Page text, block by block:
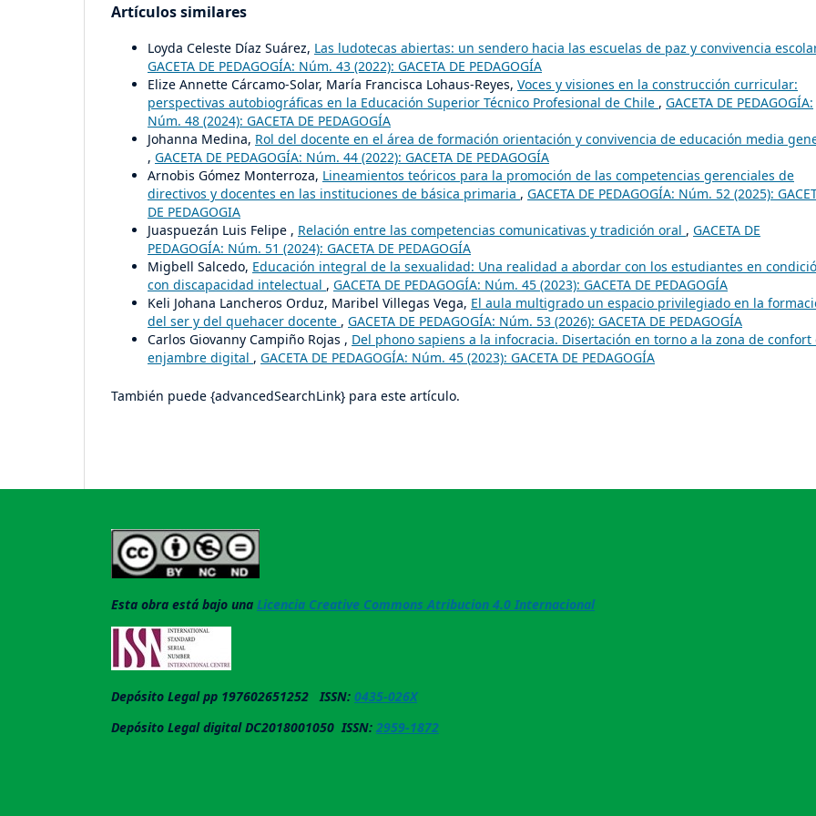
Artículos similares
Loyda Celeste Díaz Suárez, Las ludotecas abiertas: un sendero hacia las escuelas de paz y convivencia
GACETA DE PEDAGOGÍA: Núm. 43 (2022): GACETA DE PEDAGOGÍA
Elize Annette Cárcamo-Solar, María Francisca Lohaus-Reyes, Voces y visiones en la construcción curricular:
perspectivas autobiográficas en la Educación Superior Técnico Profesional de Chile , GACETA DE PEDAGOGÍA:
Núm. 48 (2024): GACETA DE PEDAGOGÍA
Johanna Medina, Rol del docente en el área de formación orientación y convivencia de educación media
, GACETA DE PEDAGOGÍA: Núm. 44 (2022): GACETA DE PEDAGOGÍA
Arnobis Gómez Monterroza, Lineamientos teóricos para la promoción de las competencias gerenciales de
directivos y docentes en las instituciones de básica primaria , GACETA DE PEDAGOGÍA: Núm. 52 (2025):
DE PEDAGOGIA
Juaspuezán Luis Felipe , Relación entre las competencias comunicativas y tradición oral , GACETA DE
PEDAGOGÍA: Núm. 51 (2024): GACETA DE PEDAGOGÍA
Migbell Salcedo, Educación integral de la sexualidad: Una realidad a abordar con los estudiantes en
con discapacidad intelectual , GACETA DE PEDAGOGÍA: Núm. 45 (2023): GACETA DE PEDAGOGÍA
Keli Johana Lancheros Orduz, Maribel Villegas Vega, El aula multigrado un espacio privilegiado en la
del ser y del quehacer docente , GACETA DE PEDAGOGÍA: Núm. 53 (2026): GACETA DE PEDAGOGÍA
Carlos Giovanny Campiño Rojas , Del phono sapiens a la infocracia. Disertación en torno a la zona de confort
enjambre digital , GACETA DE PEDAGOGÍA: Núm. 45 (2023): GACETA DE PEDAGOGÍA
También puede {advancedSearchLink} para este artículo.
Esta obra está bajo una Licencia Creative Commons Atribucion 4.0 Internacional
Depósito Legal pp 197602651252 ISSN: 0435-026X
Depósito Legal digital DC2018001050 ISSN: 2959-1872